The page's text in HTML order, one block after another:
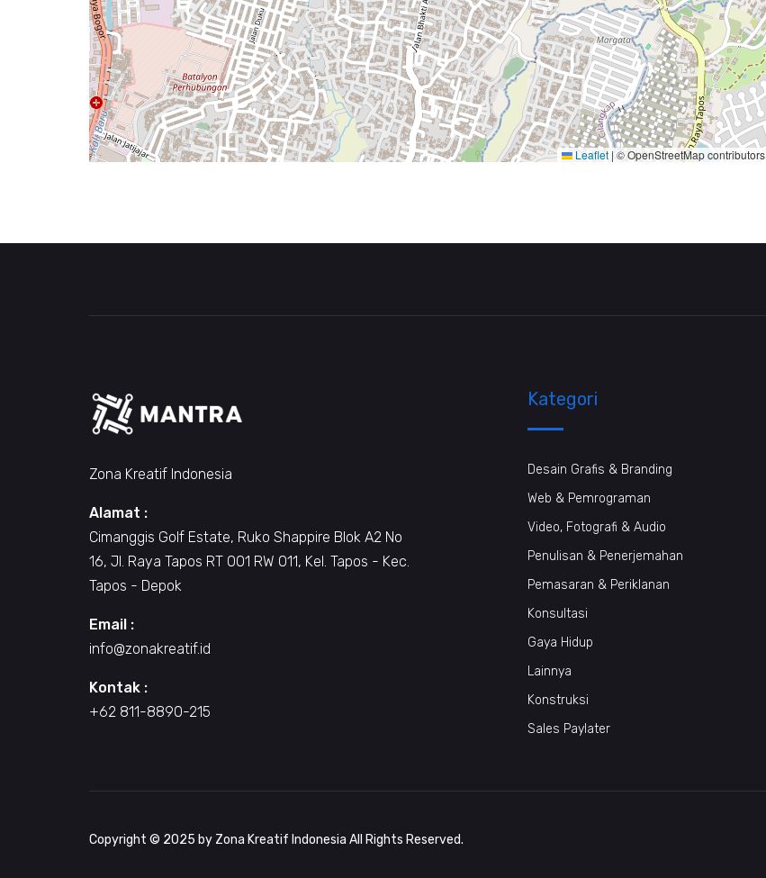
Leaflet | © OpenStreetMap contributors
Zona Kreatif Indonesia
Alamat :
Cimanggis Golf Estate, Ruko Shappire Blok A2 No
16, Jl. Raya Tapos RT 001 RW 011, Kel. Tapos - Kec.
Tapos - Depok
Email :
info@zonakreatif.id
Kontak :
+62 811-8890-215
Kategori
Desain Grafis & Branding
Web & Pemrograman
Video, Fotografi & Audio
Penulisan & Penerjemahan
Pemasaran & Periklanan
Konsultasi
Gaya Hidup
Lainnya
Konstruksi
Sales Paylater
Copyright © 2025 by Zona Kreatif Indonesia All Rights Reserved.